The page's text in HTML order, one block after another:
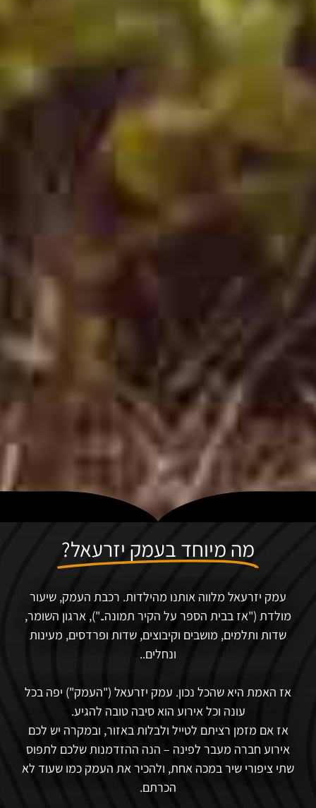
מה מיוחד בעמק יזרעאל?
עמק יזרעאל מלווה אותנו מהילדות. רכבת העמק, שיעור
מולדת ("אז בבית הספר על הקיר תמונה.."), ארגון השומר,
שדות ותלמים, מושבים וקיבוצים, שדות ופרדסים, מעינות
ונחלים..
אז האמת היא שהכל נכון. עמק יזרעאל ("העמק") יפה בכל
עונה וכל אירוע הוא סיבה טובה להגיע.
אז אם מזמן רציתם לטייל ולבלות באזור, ובמקרה יש לכם
אירוע חברה מעבר לפינה – הנה ההזדמנות שלכם לתפוס
שתי ציפורי שיר במכה אחת, ולהכיר את העמק כמו שעוד לא
הכרתם.